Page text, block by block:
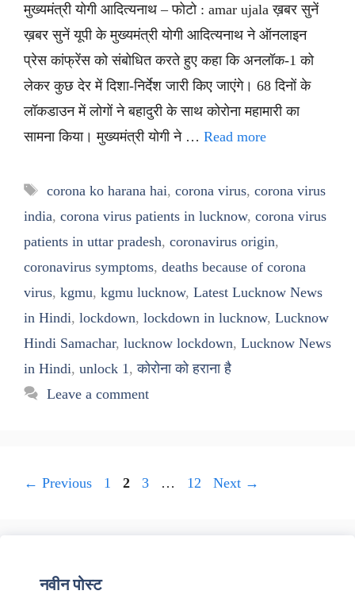
मुख्यमंत्री योगी आदित्यनाथ – फोटो : amar ujala ख़बर सुनें
ख़बर सुनें यूपी के मुख्यमंत्री योगी आदित्यनाथ ने ऑनलाइन
प्रेस कांफ्रेंस को संबोधित करते हुए कहा कि अनलॉक-1 को
लेकर कुछ देर में दिशा-निर्देश जारी किए जाएंगे। 68 दिनों के
लॉकडाउन में लोगों ने बहादुरी के साथ कोरोना महामारी का
सामना किया। मुख्यमंत्री योगी ने … Read more
Tags
corona ko harana hai, corona virus, corona virus
india, corona virus patients in lucknow, corona virus
patients in uttar pradesh, coronavirus origin,
coronavirus symptoms, deaths because of corona
virus, kgmu, kgmu lucknow, Latest Lucknow News
in Hindi, lockdown, lockdown in lucknow, Lucknow
Hindi Samachar, lucknow lockdown, Lucknow News
in Hindi, unlock 1 ,कोरोना को हराना है
Leave a comment
← Previous Page
1 Page
2 Page
3 … Page
12 Next →
नवीन पोस्ट